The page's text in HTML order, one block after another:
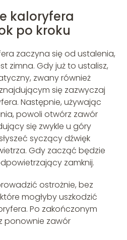
kaloryfera
po kroku
zaczyna się od ustalenia,
zimna. Gdy już to ustalisz,
zwany również
się zazwyczaj
Następnie, używając
powoli otwórz zawór
się zwykle u góry
syczący dźwięk
Gdy zacząć będzie
zamknij.
ostrożnie, bez
mogłyby uszkodzić
Po zakończonym
ponownie zawór